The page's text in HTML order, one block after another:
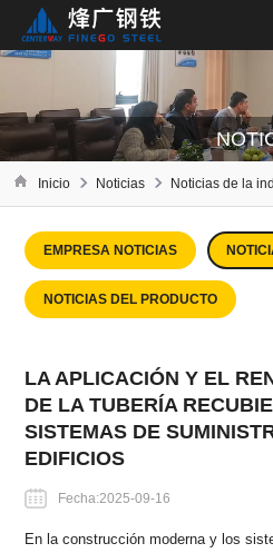
Inicio Noticias Noticias de la
EMPRESA NOTICIAS
NOTICIAS DEL PRODUCTO
LA APLICACIÓN Y EL
DE LA TUBERÍA
SISTEMAS DE
EDIFICIOS
Fecha:2025-09-16
En la construcción moderna y los